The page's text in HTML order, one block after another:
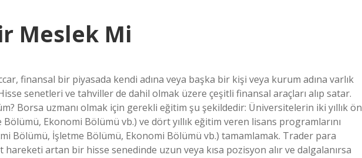
Meslek Mi
finansal bir piyasada kendi adına veya başka bir kişi veya kurum adına varlık
senetleri ve tahviller de dahil olmak üzere çeşitli finansal araçları alıp satar.
Borsa uzmanı olmak için gerekli eğitim şu şekildedir: Üniversitelerin iki yıllık ön
Ekonomi Bölümü vb.) ve dört yıllık eğitim veren lisans programlarını
Bölümü, İşletme Bölümü, Ekonomi Bölümü vb.) tamamlamak. Trader para
hareketi artan bir hisse senedinde uzun veya kısa pozisyon alır ve dalgalanırsa